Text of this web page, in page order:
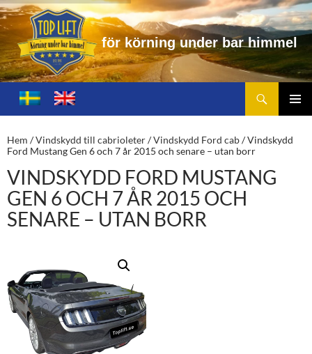
för körning under bar himme
Toplift.se – för körning under bar himmel
HOPPA
TILL
Hem /Vindskydd till cabrioleter/Vindskydd Ford cab/ Vindskydd
Ford Mustang Gen 6 och 7 år 2015 och senare – utan borr
VINDSKYDD FORD MUSTANG
GEN 6 OCH 7 ÅR 2015 OCH
SENARE – UTAN BORR